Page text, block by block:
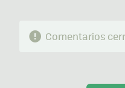
Comentarios